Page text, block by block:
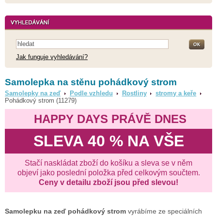
Jak funguje vyhledávání?
Samolepka na stěnu pohádkový strom
Samolepky na zeď Podle vzhledu Rostliny
stromy a keře
Pohádkový strom (11279)
HAPPY DAYS PRÁVĚ DNES
SLEVA 40 % NA VŠE
Stačí naskládat zboží do košíku a sleva se v něm
objeví jako poslední položka před celkovým součtem.
Ceny v detailu zboží jsou před slevou!
Samolepku na zeď pohádkový strom vyrábíme ze speciálních